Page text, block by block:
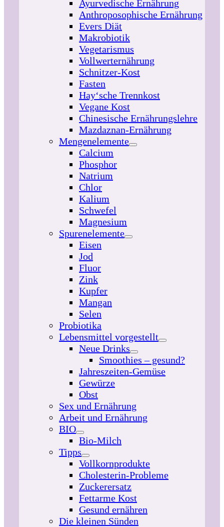
Ayurvedische Ernährung
Anthroposophische Ernährung
Evers Diät
Makrobiotik
Vegetarismus
Vollwerternährung
Schnitzer-Kost
Fasten
Hay‘sche Trennkost
Vegane Kost
Chinesische Ernährungslehre
Mazdaznan-Ernährung
Mengenelemente
Calcium
Phosphor
Natrium
Chlor
Kalium
Schwefel
Magnesium
Spurenelemente
Eisen
Jod
Fluor
Zink
Kupfer
Mangan
Selen
Probiotika
Lebensmittel vorgestellt
Neue Drinks
Smoothies – gesund?
Jahreszeiten-Gemüse
Gewürze
Obst
Sex und Ernährung
Arbeit und Ernährung
BIO
Bio-Milch
Tipps
Vollkornprodukte
Cholesterin-Probleme
Zuckerersatz
Fettarme Kost
Gesund ernähren
Die kleinen Sünden